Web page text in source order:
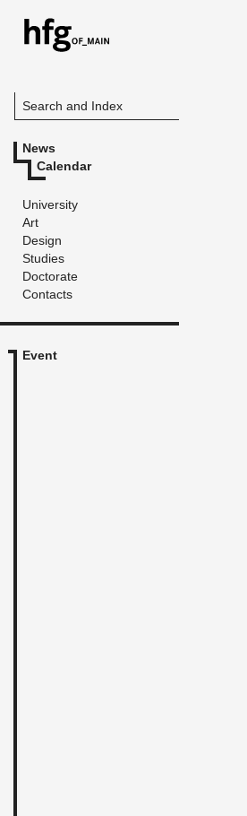
Search and Index
News
Calendar
University
Art
Design
Studies
Doctorate
Contacts
Event